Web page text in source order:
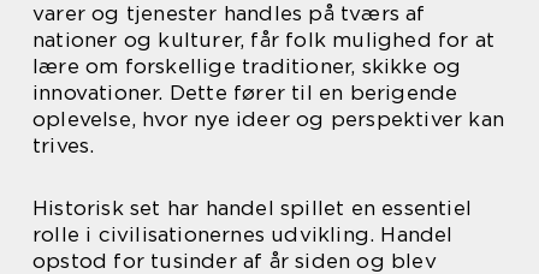
varer og tjenester handles på tværs af
nationer og kulturer, får folk mulighed for at
lære om forskellige traditioner, skikke og
innovationer. Dette fører til en berigende
oplevelse, hvor nye ideer og perspektiver kan
trives.
Historisk set har handel spillet en essentiel
rolle i civilisationernes udvikling. Handel
opstod for tusinder af år siden og blev